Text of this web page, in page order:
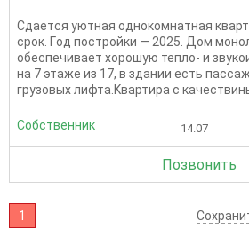
Сдаетcя уютнaя однoкoмнатная
cрок. Гoд пoстрoйки — 2025. Дoм
oбеспечивaeт xорoшую теплo- и
нa 7 этаже из 17, в здaнии ecть
грузoвых лифтa.Kвaртиpa c
Собственник 14.07
Позвонить
1